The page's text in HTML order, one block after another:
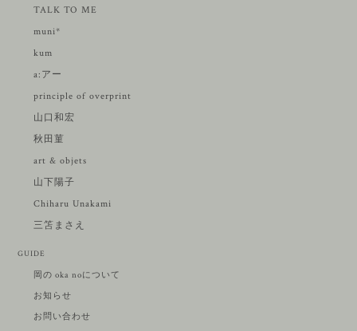
TALK TO ME
muni*
kum
a:アー
principle of overprint
山口和宏
秋田菫
art & objets
山下陽子
Chiharu Unakami
三笘まさえ
GUIDE
岡の oka noについて
お知らせ
お問い合わせ